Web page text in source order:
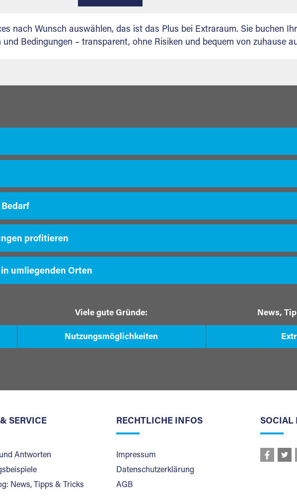
nach Wunsch auswählen, das ist das Plus bei Extraraum. Sie buchen
und Bedingungen – transparent, ohne Risiken und bequem von zuhause
Bedarf
profitieren
umliegenden Orten
Viele gute Gründe:
Nutzungsmöglichkeiten
News,
SERVICE
Antworten
News, Tipps & Tricks
RECHTLICHE INFOS
Impressum
Datenschutzerklärung
AGB
SOCIAL